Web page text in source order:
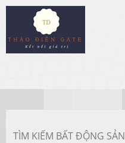
TÌM KIẾM BẤT ĐỘNG SẢN